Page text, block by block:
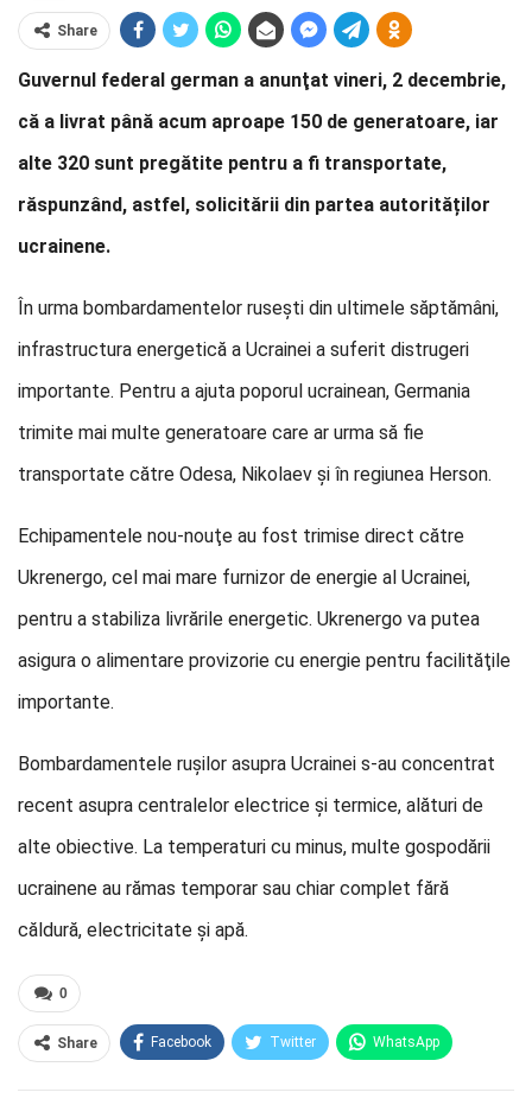
Share
Guvernul federal german a anunţat vineri, 2 decembrie,
că a livrat până acum aproape 150 de generatoare, iar
alte 320 sunt pregătite pentru a fi transportate,
răspunzând, astfel, solicitării din partea autorităților
ucrainene.
În urma bombardamentelor rusești din ultimele săptămâni,
infrastructura energetică a Ucrainei a suferit distrugeri
importante. Pentru a ajuta poporul ucrainean, Germania
trimite mai multe generatoare care ar urma să fie
transportate către Odesa, Nikolaev şi în regiunea Herson.
Echipamentele nou-nouţe au fost trimise direct către
Ukrenergo, cel mai mare furnizor de energie al Ucrainei,
pentru a stabiliza livrările energetic. Ukrenergo va putea
asigura o alimentare provizorie cu energie pentru facilităţile
importante.
Bombardamentele rușilor asupra Ucrainei s-au concentrat
recent asupra centralelor electrice şi termice, alături de
alte obiective. La temperaturi cu minus, multe gospodării
ucrainene au rămas temporar sau chiar complet fără
căldură, electricitate şi apă.
0
Share Facebook Twitter WhatsApp